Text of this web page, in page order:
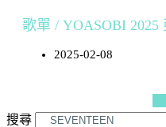
歌單 / YOASOBI 2025
2025-02-08
搜尋